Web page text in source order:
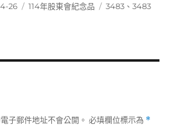
26
分
114年股東會紀念品
標
3483 、3483
子郵件地址不會公開。 必填欄位標示為 *